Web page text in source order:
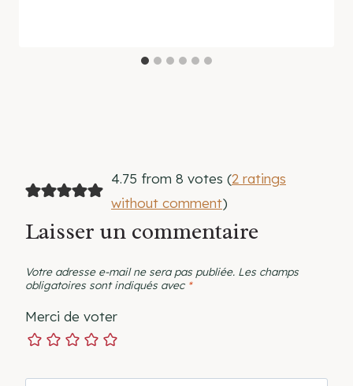
4.75 from 8 votes (2 ratings
without comment)
Laisser un commentaire
Votre adresse e-mail ne sera pas publiée. Les champs
obligatoires sont indiqués avec *
Merci de voter